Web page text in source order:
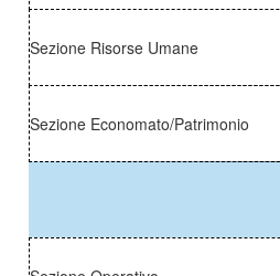
Sezione Risorse Umane
Sezione Economato/Patrimonio